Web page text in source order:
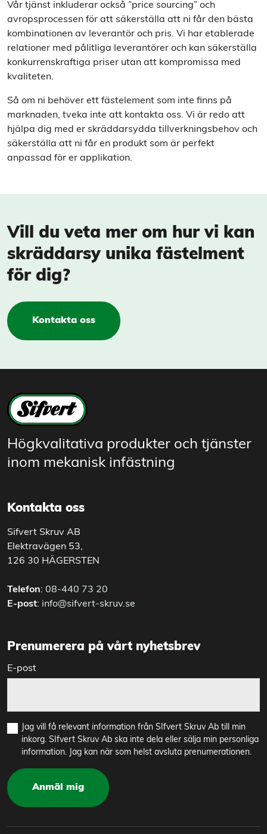
Vår tjänst inkluderar också ”price sourcing” och
avropsprocessen för att säkerställa att ni får den bästa
kombinationen av leverantör och pris. Vi har etablerade
relationer med pålitliga leverantörer och kan säkerställa
konkurrenskraftiga priser utan att kompromissa med
kvaliteten.
Så om ni behöver ett fästelement som inte finns på
marknaden, tveka inte att kontakta oss. Vi är redo att
hjälpa dig med er skräddarsydda tillverkningsbehov och
säkerställa att ni får en produkt som är perfekt
anpassad för er applikation.
Vill du veta mer om hur vi kan
skräddarsy unika fästelment
för dig?
Kontakta oss
Högkvalitativa produkter och tjänster
inom mekanisk infästning
Kontakta oss
Sifvert Skruv AB
Elektravägen 53,
126 30 HÄGERSTEN
Telefon: 08-440 73 20
E-post: info@sifvert-skruv.se
Prenumerera på vårt nyhetsbrev
E-post
Jag vill få relevant information från SIfvert Skruv Ab till min
inkorg. SIfvert Skruv Ab ska inte dela eller sälja min personliga
information. Jag kan när som helst avsluta prenumerationen.
Anmäl mig